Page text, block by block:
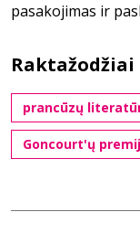
pasakojimas ir
Raktažodžiai
prancūzų
Goncourt'ų